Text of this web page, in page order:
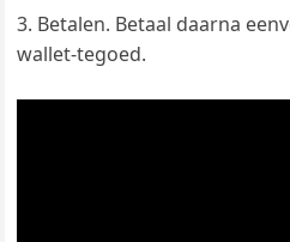
Betalen. Betaal daarna
wallet-tegoed.